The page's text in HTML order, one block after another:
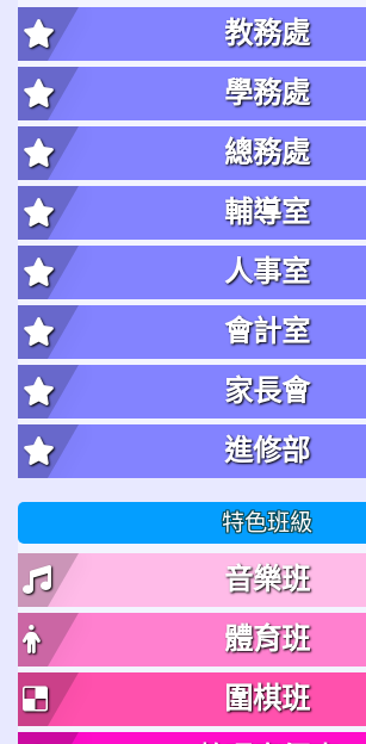
教務處
學務處
總務處
輔導室
人事室
會計室
家長會
進修部
特色班級
音樂班
體育班
圍棋班